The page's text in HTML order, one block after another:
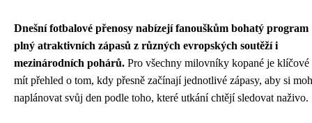
Dnešní fotbalové přenosy nabízejí fanouškům bohatý program
plný atraktivních zápasů z různých evropských soutěží i
mezinárodních pohárů. Pro všechny milovníky kopané je klíčové
mít přehled o tom, kdy přesně začínají jednotlivé zápasy, aby si
naplánovat svůj den podle toho, které utkání chtějí sledovat naživo.